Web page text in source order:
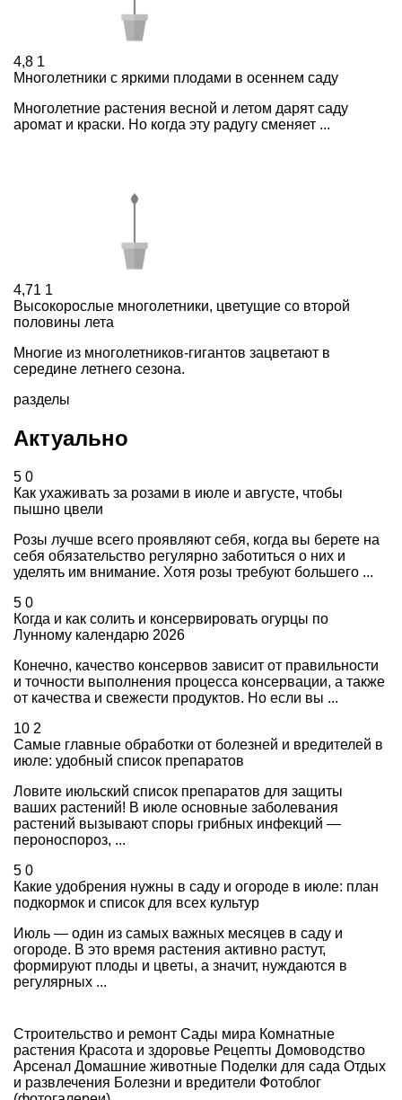
4,8 1
Многолетники с яркими плодами в осеннем саду
Многолетние растения весной и летом дарят саду
аромат и краски. Но когда эту радугу сменяет ...
4,71 1
Высокорослые многолетники, цветущие со второй
половины лета
Многие из многолетников-гигантов зацветают в
середине летнего сезона.
разделы
Актуально
5 0
Как ухаживать за розами в июле и августе, чтобы
пышно цвели
Розы лучше всего проявляют себя, когда вы берете на
себя обязательство регулярно заботиться о них и
уделять им внимание. Хотя розы требуют большего ...
5 0
Когда и как солить и консервировать огурцы по
Лунному календарю 2026
Конечно, качество консервов зависит от правильности
и точности выполнения процесса консервации, а также
от качества и свежести продуктов. Но если вы ...
10 2
Самые главные обработки от болезней и вредителей в
июле: удобный список препаратов
Ловите июльский список препаратов для защиты
ваших растений! В июле основные заболевания
растений вызывают споры грибных инфекций —
пероноспороз, ...
5 0
Какие удобрения нужны в саду и огороде в июле: план
подкормок и список для всех культур
Июль — один из самых важных месяцев в саду и
огороде. В это время растения активно растут,
формируют плоды и цветы, а значит, нуждаются в
регулярных ...
Строительство и ремонт Сады мира Комнатные
растения Красота и здоровье Рецепты Домоводство
Арсенал Домашние животные Поделки для сада Отдых
и развлечения Болезни и вредители Фотоблог